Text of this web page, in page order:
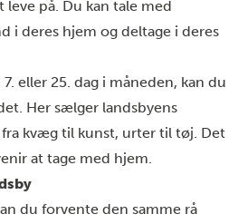
leve på. Du kan tale med
i deres hjem og deltage i deres
eller 25. dag i måneden, kan du
Her sælger landsbyens
fra kvæg til kunst, urter til tøj. Det
at tage med hjem.
du forvente den samme rå